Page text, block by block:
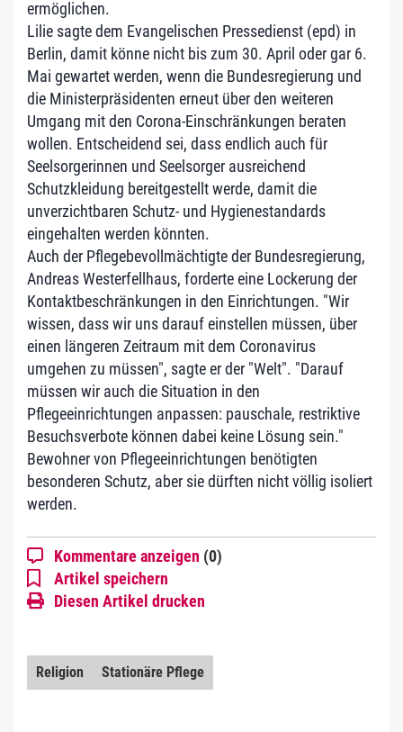
ermöglichen.
Lilie sagte dem Evangelischen Pressedienst (epd) in
Berlin, damit könne nicht bis zum 30. April oder gar 6.
Mai gewartet werden, wenn die Bundesregierung und
die Ministerpräsidenten erneut über den weiteren
Umgang mit den Corona-Einschränkungen beraten
wollen. Entscheidend sei, dass endlich auch für
Seelsorgerinnen und Seelsorger ausreichend
Schutzkleidung bereitgestellt werde, damit die
unverzichtbaren Schutz- und Hygienestandards
eingehalten werden könnten.
Auch der Pflegebevollmächtigte der Bundesregierung,
Andreas Westerfellhaus, forderte eine Lockerung der
Kontaktbeschränkungen in den Einrichtungen. "Wir
wissen, dass wir uns darauf einstellen müssen, über
einen längeren Zeitraum mit dem Coronavirus
umgehen zu müssen", sagte er der "Welt". "Darauf
müssen wir auch die Situation in den
Pflegeeinrichtungen anpassen: pauschale, restriktive
Besuchsverbote können dabei keine Lösung sein."
Bewohner von Pflegeeinrichtungen benötigten
besonderen Schutz, aber sie dürften nicht völlig isoliert
werden.
Kommentare anzeigen (0)
Artikel speichern
Diesen Artikel drucken
Religion Stationäre Pflege